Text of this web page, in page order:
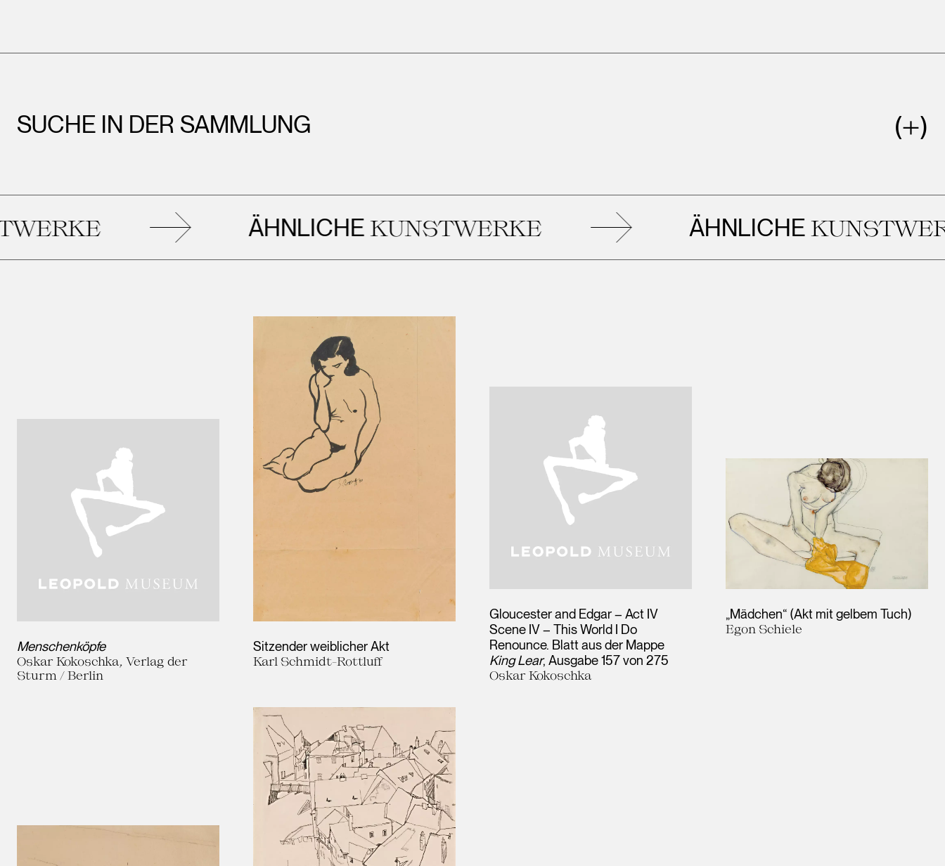
SUCHE IN DER SAMMLUNG
ÄHNLICHEKUNSTWERKE ÄHNLICHEKUNSTWERKE
Menschenköpfe
Oskar Kokoschka, Verlag der
Sturm / Berlin
Sitzender weiblicher Akt
Karl Schmidt-Rottluff
Gloucester and Edgar – Act IV
Scene IV – This World I Do
Renounce. Blatt aus der Mappe
King Lear, Ausgabe 157 von 275
Oskar Kokoschka
„Mädchen“ (Akt mit gelbem Tuch)
Egon Schiele